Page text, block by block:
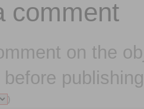
comment
on the
)